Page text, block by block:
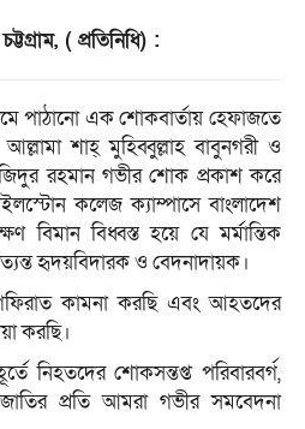
( প্রতিনিধি) :
পাঠানো এক শোকবার্তায় হেফাজতে
শাহ্ মুহিব্বুল্লাহ বাবুনগরী ও
রহমান গভীর শোক প্রকাশ করে
কলেজ ক্যাম্পাসে বাংলাদেশ
বিমান বিধ্বস্ত হয়ে যে মর্মান্তিক
হৃদয়বিদারক ও বেদনাদায়ক।
কামনা করছি এবং আহতদের
করছি।
নিহতদের শোকসন্তপ্ত পরিবারবর্গ,
প্রতি আমরা গভীর সমবেদনা